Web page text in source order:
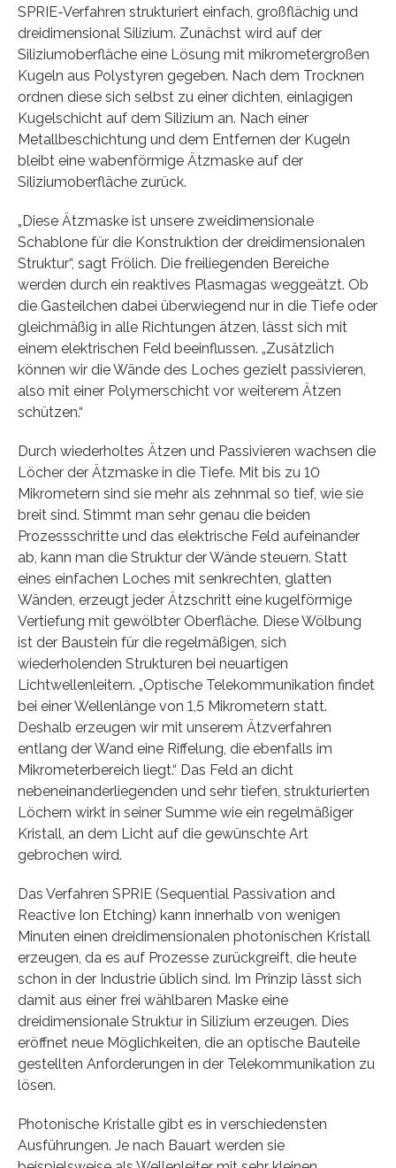
SPRIE-Verfahren strukturiert einfach, großflächig und
dreidimensional Silizium. Zunächst wird auf der
Siliziumoberfläche eine Lösung mit mikrometergroßen
Kugeln aus Polystyren gegeben. Nach dem Trocknen
ordnen diese sich selbst zu einer dichten, einlagigen
Kugelschicht auf dem Silizium an. Nach einer
Metallbeschichtung und dem Entfernen der Kugeln
bleibt eine wabenförmige Ätzmaske auf der
Siliziumoberfläche zurück.
„Diese Ätzmaske ist unsere zweidimensionale
Schablone für die Konstruktion der dreidimensionalen
Struktur“, sagt Frölich. Die freiliegenden Bereiche
werden durch ein reaktives Plasmagas weggeätzt. Ob
die Gasteilchen dabei überwiegend nur in die Tiefe oder
gleichmäßig in alle Richtungen ätzen, lässt sich mit
einem elektrischen Feld beeinflussen. „Zusätzlich
können wir die Wände des Loches gezielt passivieren,
also mit einer Polymerschicht vor weiterem Ätzen
schützen.“
Durch wiederholtes Ätzen und Passivieren wachsen die
Löcher der Ätzmaske in die Tiefe. Mit bis zu 10
Mikrometern sind sie mehr als zehnmal so tief, wie sie
breit sind. Stimmt man sehr genau die beiden
Prozessschritte und das elektrische Feld aufeinander
ab, kann man die Struktur der Wände steuern. Statt
eines einfachen Loches mit senkrechten, glatten
Wänden, erzeugt jeder Ätzschritt eine kugelförmige
Vertiefung mit gewölbter Oberfläche. Diese Wölbung
ist der Baustein für die regelmäßigen, sich
wiederholenden Strukturen bei neuartigen
Lichtwellenleitern. „Optische Telekommunikation findet
bei einer Wellenlänge von 1,5 Mikrometern statt.
Deshalb erzeugen wir mit unserem Ätzverfahren
entlang der Wand eine Riffelung, die ebenfalls im
Mikrometerbereich liegt.“ Das Feld an dicht
nebeneinanderliegenden und sehr tiefen, strukturierten
Löchern wirkt in seiner Summe wie ein regelmäßiger
Kristall, an dem Licht auf die gewünschte Art
gebrochen wird.
Das Verfahren SPRIE (Sequential Passivation and
Reactive Ion Etching) kann innerhalb von wenigen
Minuten einen dreidimensionalen photonischen Kristall
erzeugen, da es auf Prozesse zurückgreift, die heute
schon in der Industrie üblich sind. Im Prinzip lässt sich
damit aus einer frei wählbaren Maske eine
dreidimensionale Struktur in Silizium erzeugen. Dies
eröffnet neue Möglichkeiten, die an optische Bauteile
gestellten Anforderungen in der Telekommunikation zu
lösen.
Photonische Kristalle gibt es in verschiedensten
Ausführungen. Je nach Bauart werden sie